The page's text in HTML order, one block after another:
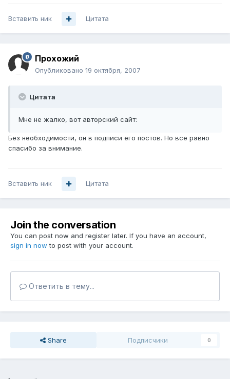
Вставить ник Цитата
Прохожий
Опубликовано 19 октября, 2007
Цитата
Мне не жалко, вот авторский сайт:
Без необходимости, он в подписи его постов. Но все равно
спасибо за внимание.
Вставить ник Цитата
Join the conversation
You can post now and register later. If you have an account,
sign in now to post with your account.
Ответить в тему...
Share Подписчики 0